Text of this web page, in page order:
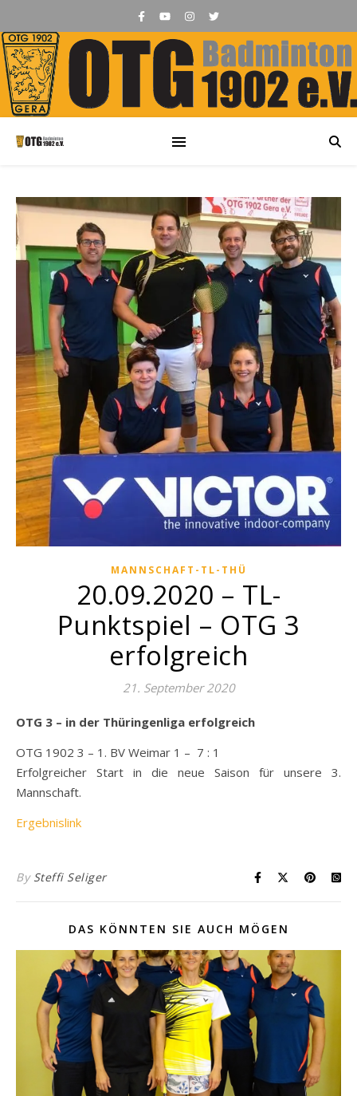
MANNSCHAFT-TL-THÜ
20.09.2020 – TL-
Punktspiel – OTG 3
erfolgreich
21. September 2020
OTG 3 – in der Thüringenliga erfolgreich
OTG 1902 3 – 1. BV Weimar 1 – 7 : 1
Erfolgreicher Start in die neue Saison für unsere 3.
Mannschaft.
Ergebnislink
By Steffi Seliger
DAS KÖNNTEN SIE AUCH MÖGEN